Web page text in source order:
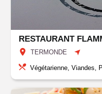
RESTAURANT
TERMONDE
Végétarienne, Viandes,